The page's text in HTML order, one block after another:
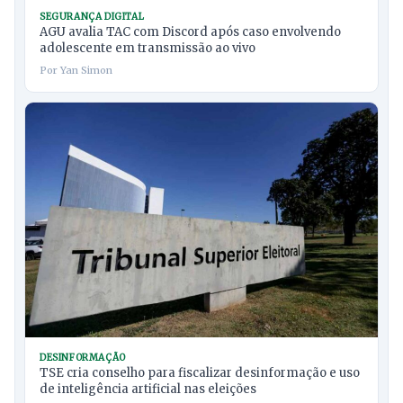
SEGURANÇA DIGITAL
AGU avalia TAC com Discord após caso envolvendo
adolescente em transmissão ao vivo
Por Yan Simon
DESINFORMAÇÃO
TSE cria conselho para fiscalizar desinformação e uso
de inteligência artificial nas eleições